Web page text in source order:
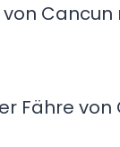
Fähre